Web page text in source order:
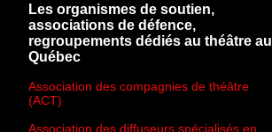
Les organismes de soutien,
associations de défence,
regroupements dédiés au théâtre au
Québec
Association des compagnies de théâtre
(ACT)
Association des diffuseurs spécialisés en